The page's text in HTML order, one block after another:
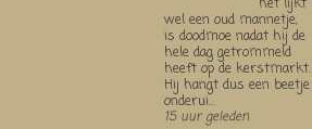
het lijkt
wel een oud mannetje,
is doodmoe nadat hij de
hele dag getrommeld
heeft op de kerstmarkt.
Hij hangt dus een beetje
onderui...
15 uur geleden